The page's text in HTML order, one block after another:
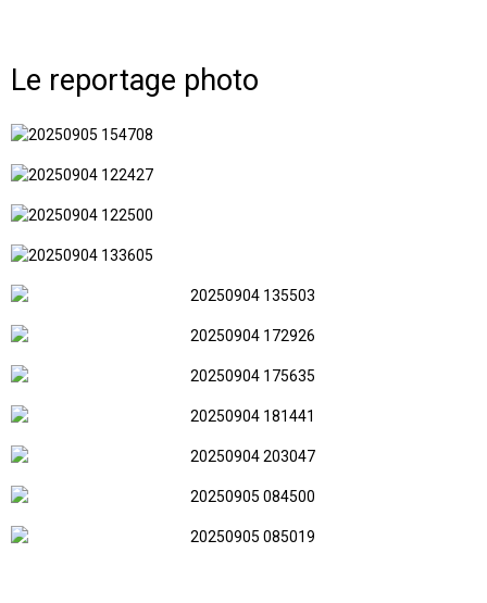
Le reportage photo